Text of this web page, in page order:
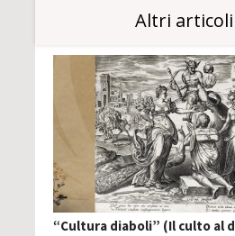
Altri articoli
“Cultura diaboli” (Il culto al